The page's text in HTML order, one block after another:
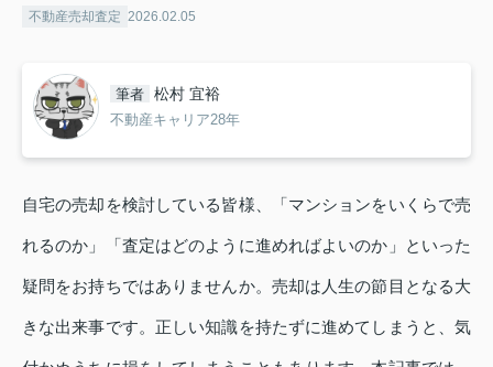
不動産売却査定 2026.02.05
筆者 松村 宜裕
不動産キャリア28年
自宅の売却を検討している皆様、「マンションをいくらで売
れるのか」「査定はどのように進めればよいのか」といった
疑問をお持ちではありませんか。売却は人生の節目となる大
きな出来事です。正しい知識を持たずに進めてしまうと、気